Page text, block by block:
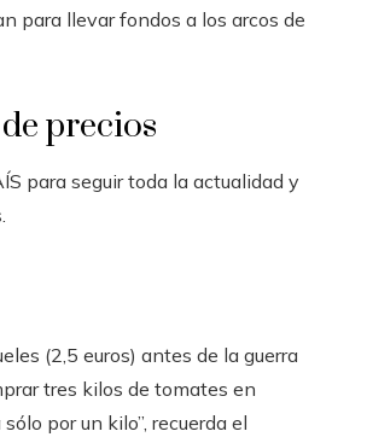
para llevar fondos a los arcos de
precios
para seguir toda la actualidad y
(2,5 euros) antes de la guerra
tres kilos de tomates en
por un kilo”, recuerda el